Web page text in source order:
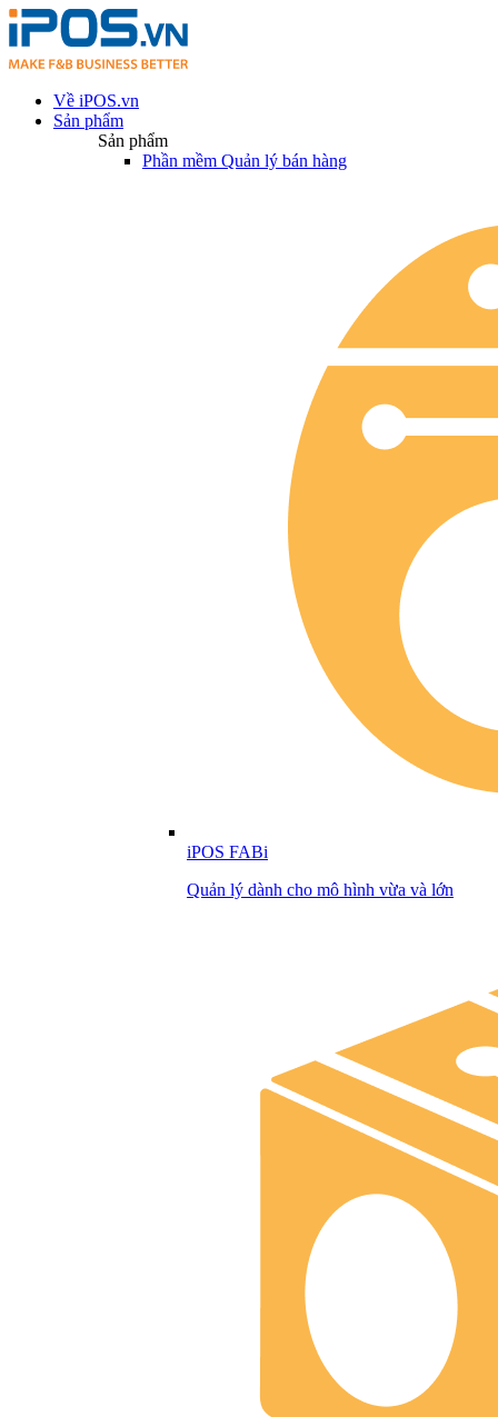
Về iPOS.vn
Sản phẩm
Sản phẩm
Phần mềm Quản lý bán hàng
iPOS FABi
Quản lý dành cho mô hình vừa và lớn